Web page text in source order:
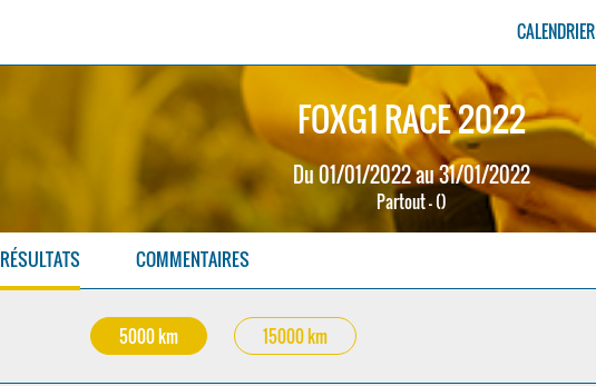
CALENDRIER
FOXG1 RACE 2022
Du 01/01/2022 au 31/01/2022
Partout - ()
RÉSULTATS COMMENTAIRES
5000 km 15000 km